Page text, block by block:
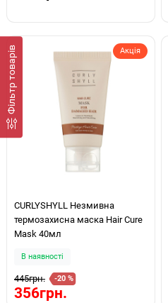
Фiльтр товарів Акція
CURLYSHYLL Незмивна
термозахисна маска Hair Cure
Mask 40мл
В наявності
445грн. -20 %
356грн.